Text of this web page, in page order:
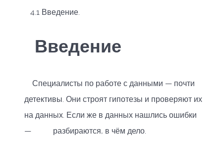
4.1 Введение.
Введение
Специалисты по работе с данными — почти
детективы. Они строят гипотезы и проверяют их
на данных. Если же в данных нашлись ошибки
— разбираются, в чём дело.